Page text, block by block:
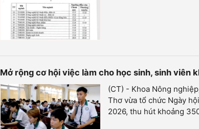
Mở rộng cơ hội việc làm cho học sinh, sinh viên
(CT) - Khoa Nông
Thơ vừa tổ chức Ngày
2026, thu hút khoảng